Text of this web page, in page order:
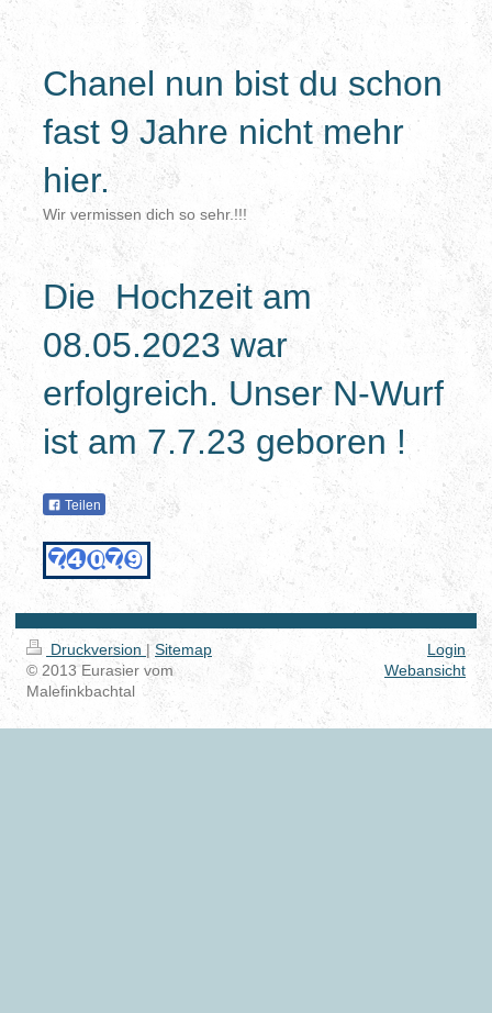
Chanel nun bist du schon
fast 9 Jahre nicht mehr
hier.
Wir vermissen dich so sehr.!!!
Die Hochzeit am
08.05.2023 war
erfolgreich. Unser N-Wurf
ist am 7.7.23 geboren !
Teilen
Druckversion | Sitemap
© 2013 Eurasier vom
Malefinkbachtal
Login
Webansicht